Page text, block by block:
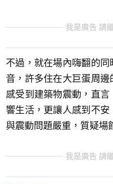
我是廣告 請
不過，就在場內嗨翻的
音，許多住在大巨蛋周
感受到建築物震動，直
響生活，更讓人感到不
與震動問題嚴重，質疑場
我是廣告 請